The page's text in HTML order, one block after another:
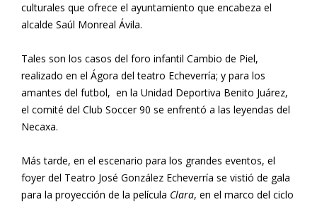
culturales que ofrece el ayuntamiento que encabeza el
alcalde Saúl Monreal Ávila.
Tales son los casos del foro infantil Cambio de Piel,
realizado en el Ágora del teatro Echeverría; y para los
amantes del futbol, en la Unidad Deportiva Benito Juárez,
el comité del Club Soccer 90 se enfrentó a las leyendas del
Necaxa.
Más tarde, en el escenario para los grandes eventos, el
foyer del Teatro José González Echeverría se vistió de gala
para la proyección de la película Clara, en el marco del ciclo